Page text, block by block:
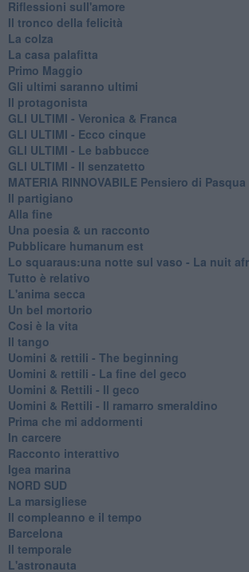
Riflessioni sull'amore
Il tronco della felicità
La colza
La casa palafitta
Primo Maggio
Gli ultimi saranno ultimi
Il protagonista
GLI ULTIMI - Veronica & Franca
GLI ULTIMI - Ecco cinque
GLI ULTIMI - Le babbucce
GLI ULTIMI - Il senzatetto
MATERIA RINNOVABILE Pensiero di Pasqua
Il partigiano
Alla fine
Una poesia & un racconto
Pubblicare humanum est
Lo squaraus:una notte sul vaso - La nuit
Tutto è relativo
L'anima secca
Un bel mortorio
Cosi è la vita
Il tango
​Uomini & rettili - The beginning
​Uomini & rettili - La fine del geco
Uomini & Rettili - Il geco
Uomini & Rettili - Il ramarro smeraldino
Prima che mi addormenti
In carcere
Racconto interattivo
Igea marina
​NORD SUD
La marsigliese
Il compleanno e il tempo
Barcelona
Il temporale
L'astronauta